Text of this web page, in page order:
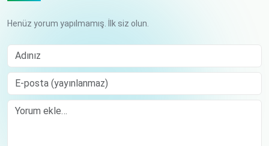
Henüz yorum yapılmamış. İlk siz olun.
Adınız
E-posta (yayınlanmaz)
Comment